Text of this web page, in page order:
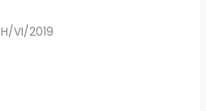
HMS-JPH/VI/2019